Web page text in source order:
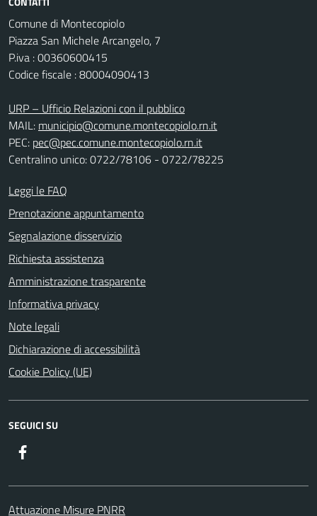
Comune di Montecopiolo
Piazza San Michele Arcangelo, 7
P.iva : 00360600415
Codice fiscale : 80004090413
URP – Ufficio Relazioni con il pubblico
MAIL: municipio@comune.montecopiolo.rn.it
PEC: pec@pec.comune.montecopiolo.rn.it
Centralino unico: 0722/78106 - 0722/78225
Leggi le FAQ
Prenotazione appuntamento
Segnalazione disservizio
Richiesta assistenza
Amministrazione trasparente
Informativa privacy
Note legali
Dichiarazione di accessibilità
Cookie Policy (UE)
SEGUICI SU
Attuazione Misure PNRR